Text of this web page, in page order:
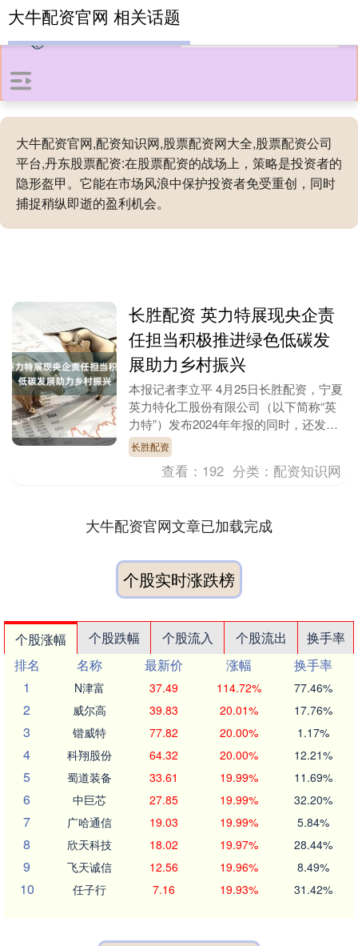
大牛配资官网,配资知识网,股票配资网大全,股票配资公司
平台,丹东股票配资:在股票配资的战场上，策略是投资者的
隐形盔甲。它能在市场风浪中保护投资者免受重创，同时
捕捉稍纵即逝的盈利机会。
大牛配资官网 相关话题
长胜配资 英力特展现央企责
任担当积极推进绿色低碳发
展助力乡村振兴
本报记者李立平 4月25日长胜配资，宁夏
英力特化工股份有限公司（以下简称“英
力特”）发布2024年年报的同时，还发布
了2024年度ESG报告，英力特的实际控
制人....
长胜配资
查看： 192 分类： 配资知识网
大牛配资官网文章已加载完成
个股实时涨跌榜
个股涨幅 个股跌幅 个股流入 个股流出
换手率
排名
名称 最新价 涨幅
换手率
1
N津富 37.49 114.72% 77.46%
2 威尔高 39.83 20.01% 17.76%
3 锴威特 77.82 20.00% 1.17%
4 科翔股份 64.32 20.00% 12.21%
5 蜀道装备 33.61 19.99% 11.69%
6 中巨芯 27.85 19.99% 32.20%
7 广哈通信 19.03 19.99% 5.84%
8 欣天科技 18.02 19.97% 28.44%
9 飞天诚信 12.56 19.96% 8.49%
10 任子行 7.16 19.93% 31.42%